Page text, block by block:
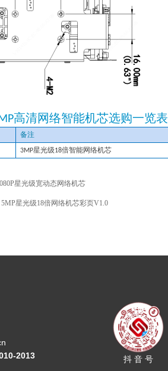
星光级宽动态网络机芯
星光级18倍网络机芯彩页V1.0
高清网络智能机芯选购一览表
备注
3MP星光级18倍智能网络机芯
2013
抖 音 号